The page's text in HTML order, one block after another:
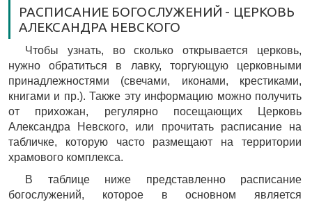
РАСПИСАНИЕ БОГОСЛУЖЕНИЙ - ЦЕРКОВЬ
АЛЕКСАНДРА НЕВСКОГО
Чтобы узнать, во сколько открывается церковь,
нужно обратиться в лавку, торгующую церковными
принадлежностями (свечами, иконами, крестиками,
книгами и пр.). Также эту информацию можно получить
от прихожан, регулярно посещающих Церковь
Александра Невского, или прочитать расписание на
табличке, которую часто размещают на территории
храмового комплекса.
В таблице ниже представленно расписание
богослужений, которое в основном является